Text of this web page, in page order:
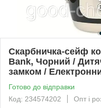
Скарбничка-сейф
Bank, Чорний /
замком /
Готово до відправки
Код: 234574202
Опт і